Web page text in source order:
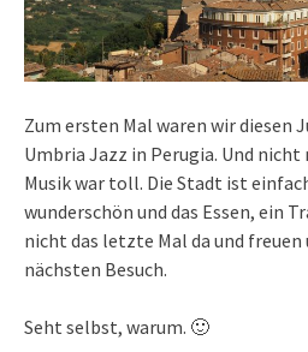
Zum ersten Mal waren wir diesen
Umbria Jazz in Perugia. Und nicht
Musik war toll. Die Stadt ist
wunderschön und das Essen, ein
nicht das letzte Mal da und
nächsten Besuch.
Seht selbst, warum. 🙂